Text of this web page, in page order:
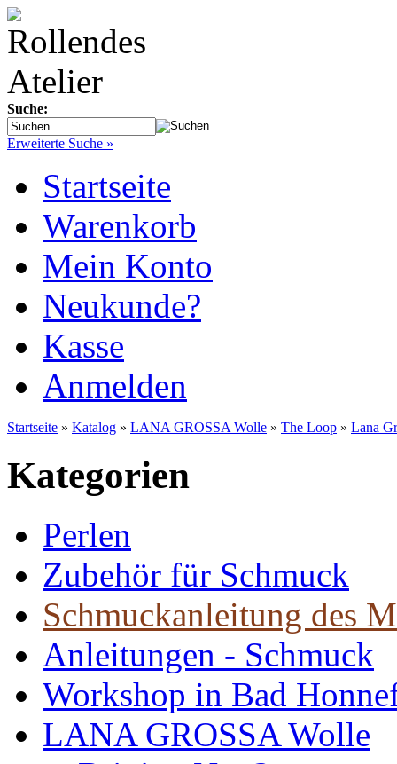
Suche:
Erweiterte Suche »
Startseite
Warenkorb
Mein Konto
Neukunde?
Kasse
Anmelden
Startseite » Katalog » LANA GROSSA Wolle » The Loop » Lana
Kategorien
Perlen
Zubehör für Schmuck
Schmuckanleitung des
Anleitungen - Schmuck
Workshop in Bad
LANA GROSSA Wolle